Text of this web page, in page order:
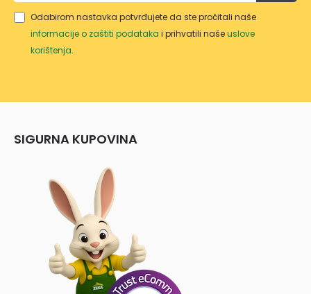
Odabirom nastavka potvrđujete da ste pročitali naše
informacije o zaštiti podataka i prihvatili našeuslove
korištenja.
SIGURNA KUPOVINA